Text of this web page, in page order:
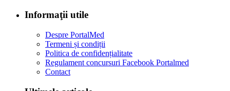
Informaţii utile
Despre PortalMed
Termeni și condiții
Politica de confidențialitate
Regulament concursuri Facebook Portalmed
Contact